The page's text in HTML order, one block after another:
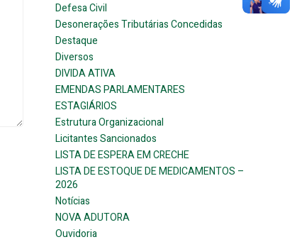
Defesa Civil
Desonerações Tributárias Concedidas
Destaque
Diversos
DIVIDA ATIVA
EMENDAS PARLAMENTARES
ESTAGIÁRIOS
Estrutura Organizacional
Licitantes Sancionados
LISTA DE ESPERA EM CRECHE
LISTA DE ESTOQUE DE MEDICAMENTOS –
2026
Notícias
NOVA ADUTORA
Ouvidoria